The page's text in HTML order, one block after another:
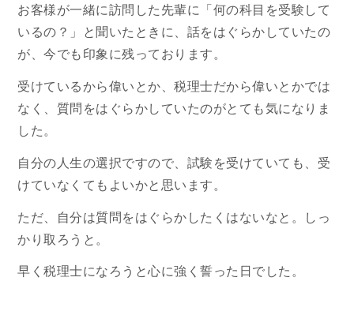
お客様が一緒に訪問した先輩に「何の科目を受験して
いるの？」と聞いたときに、話をはぐらかしていたの
が、今でも印象に残っております。
受けているから偉いとか、税理士だから偉いとかでは
なく、質問をはぐらかしていたのがとても気になりま
した。
自分の人生の選択ですので、試験を受けていても、受
けていなくてもよいかと思います。
ただ、自分は質問をはぐらかしたくはないなと。しっ
かり取ろうと。
早く税理士になろうと心に強く誓った日でした。